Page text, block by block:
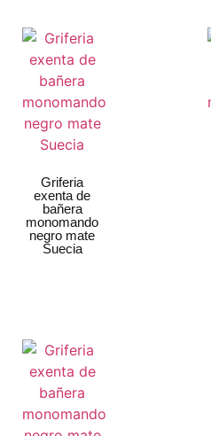
Griferia
exenta de
bañera
monomando
negro mate
Suecia